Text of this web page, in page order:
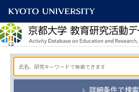
詳細条件で検索